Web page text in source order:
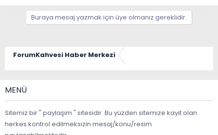
Buraya mesaj yazmak için üye olmanız gereklidir.
ForumKahvesi Haber Merkezi
MENÜ
Sitemiz bir " paylaşım " sitesidir. Bu yüzden sitemize kayıt olan
herkes kontrol edilmeksizin mesaj/konu/resim